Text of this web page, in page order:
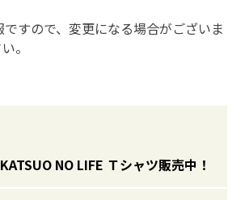
すので、変更になる場合がございま
。
NO LIFE Ｔシャツ販売中！